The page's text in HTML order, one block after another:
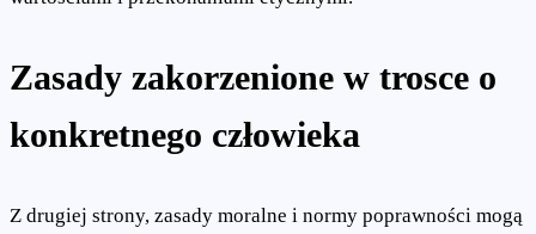
Zasady zakorzenione w trosce o
konkretnego człowieka
Z drugiej strony, zasady moralne i normy poprawności mogą